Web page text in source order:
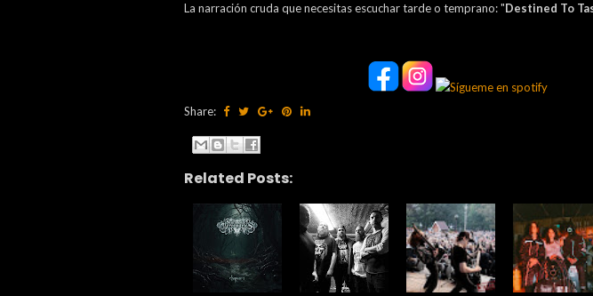
La narración cruda que necesitas escuchar tarde o temprano: "Destined To
Share:
Related Posts: